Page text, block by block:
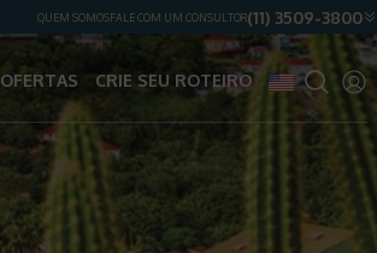
QUEM SOMOSFALE COM UM CONSULTOR(11) 3509-3800
OFERTAS CRIE SEU ROTEIRO